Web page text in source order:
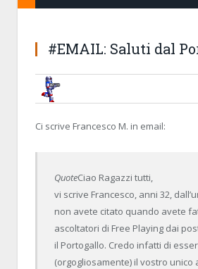
#EMAIL: Saluti dal
BRUNOB22 FEBRUARY 2015, 13:55:19
Ci scrive Francesco M. in email:
QuoteCiao Ragazzi tutti,
vi scrive Francesco, anni 32,
non avete citato quando avete
ascoltatori di Free Playing dai
il Portogallo. Credo infatti di
(orgogliosamente) il vostro unico